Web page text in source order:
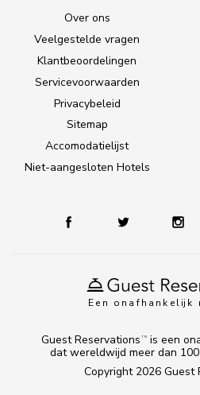
Een onafhankelijk
Over ons
Veelgestelde vragen
Klantbeoordelingen
Servicevoorwaarden
Privacybeleid
Sitemap
Accomodatielijst
Niet-aangesloten Hotels
Copyright 2026 Guest
Guest Reservations TM
is een
dat wereldwijd meer dan